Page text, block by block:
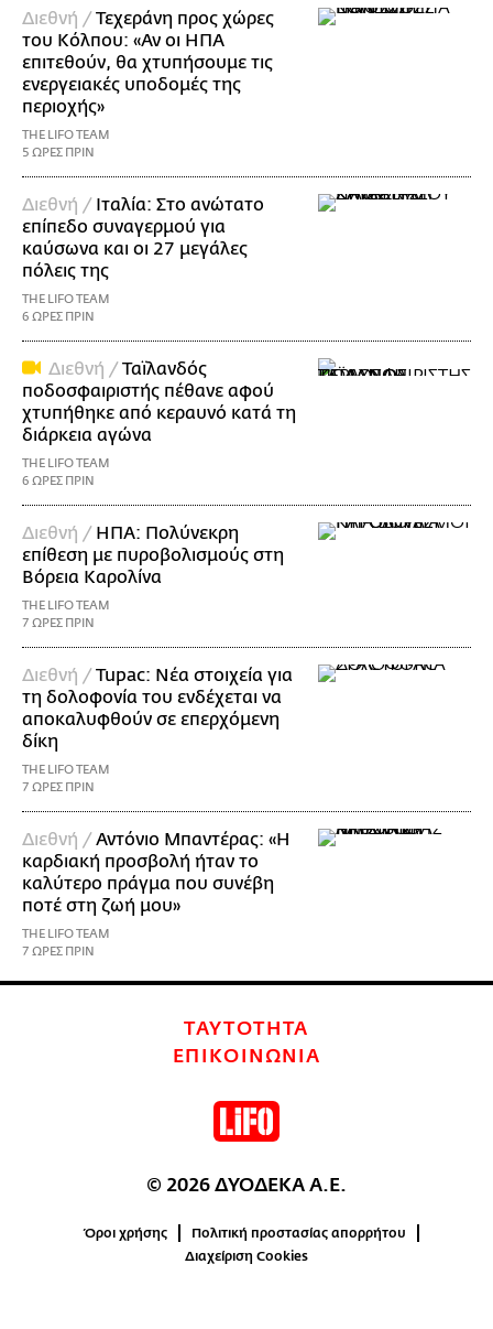
Διεθνή /Τεχεράνη προς χώρες
του Κόλπου: «Αν οι ΗΠΑ
επιτεθούν, θα χτυπήσουμε τις
ενεργειακές υποδομές της
περιοχής»
THE LIFO TEAM
5 ΩΡΕΣ ΠΡΙΝ
Διεθνή / Ιταλία: Στο ανώτατο
επίπεδο συναγερμού για
καύσωνα και οι 27 μεγάλες
πόλεις της
THE LIFO TEAM
6 ΩΡΕΣ ΠΡΙΝ
Διεθνή /Ταϊλανδός
ποδοσφαιριστής πέθανε αφού
χτυπήθηκε από κεραυνό κατά τη
διάρκεια αγώνα
THE LIFO TEAM
6 ΩΡΕΣ ΠΡΙΝ
Διεθνή / ΗΠΑ: Πολύνεκρη
επίθεση με πυροβολισμούς στη
Βόρεια Καρολίνα
THE LIFO TEAM
7 ΩΡΕΣ ΠΡΙΝ
Διεθνή /Tupac: Νέα στοιχεία για
τη δολοφονία του ενδέχεται να
αποκαλυφθούν σε επερχόμενη
δίκη
THE LIFO TEAM
7 ΩΡΕΣ ΠΡΙΝ
Διεθνή /Αντόνιο Μπαντέρας: «Η
καρδιακή προσβολή ήταν το
καλύτερο πράγμα που συνέβη
ποτέ στη ζωή μου»
THE LIFO TEAM
7 ΩΡΕΣ ΠΡΙΝ
ΤΑΥΤΟΤΗΤΑ
ΕΠΙΚΟΙΝΩΝΙΑ
© 2026 ΔΥΟΔΕΚΑ Α.Ε.
Όροι χρήσης
Πολιτική προστασίας απορρήτου
Διαχείριση Cookies